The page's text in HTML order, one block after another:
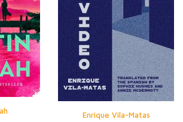
Enrique Vila-Matas